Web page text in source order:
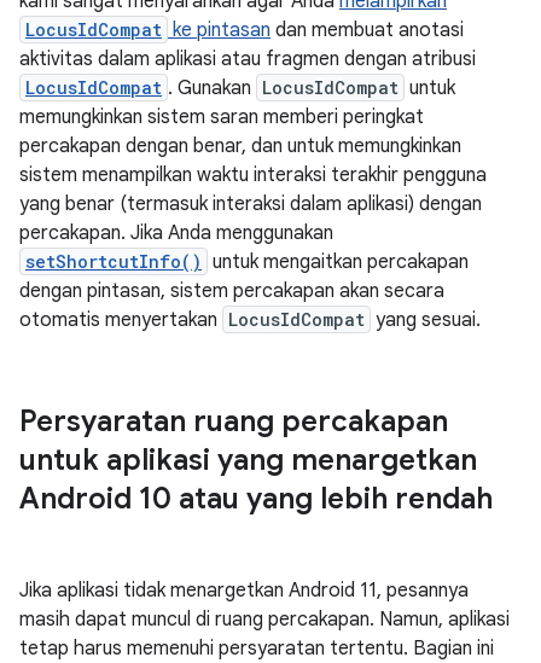
LocusIdCompat ke pintasan dan membuat anotasi
aktivitas dalam aplikasi atau fragmen dengan atribusi
LocusIdCompat . Gunakan LocusIdCompat untuk
memungkinkan sistem saran memberi peringkat
percakapan dengan benar, dan untuk memungkinkan
sistem menampilkan waktu interaksi terakhir pengguna
yang benar (termasuk interaksi dalam aplikasi) dengan
percakapan. Jika Anda menggunakan
setShortcutInfo() untuk mengaitkan percakapan
dengan pintasan, sistem percakapan akan secara
otomatis menyertakan LocusIdCompat yang sesuai.
Persyaratan ruang percakapan
untuk aplikasi yang menargetkan
Android 10 atau yang lebih rendah
Jika aplikasi tidak menargetkan Android 11, pesannya
masih dapat muncul di ruang percakapan. Namun, aplikasi
tetap harus memenuhi persyaratan tertentu. Bagian ini